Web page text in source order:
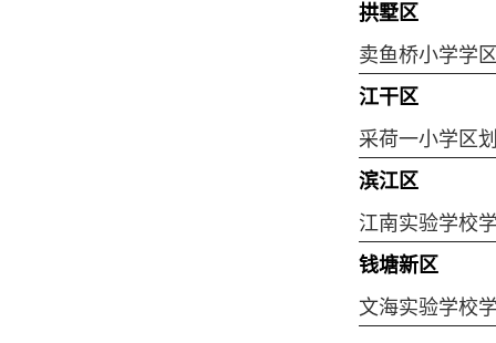
拱墅区
卖鱼桥小学学
江干区
采荷一小学区
滨江区
江南实验学校
钱塘新区
文海实验学校